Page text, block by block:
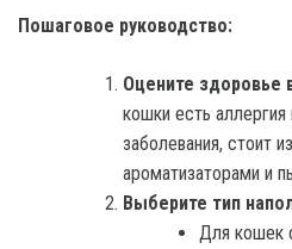
Пошаговое руководство:
Оцените здоровье
кошки есть
заболевания, стоит
ароматизаторами и
Выберите тип
Для кошек